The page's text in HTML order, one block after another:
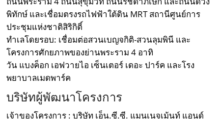
พิทักษ์ และเชื่อมตรงรถไฟฟ้าใต้ดิน MRT สถานีศูนย์การ
ประชุมแห่งชาติสิริกิติ์
ทำเลโดยรอบ: เชื่อมต่อสวนเบญจกิติ-สวนลุมพินี และ
โครงการศักยภาพของย่านพระราม 4 อาทิ
วัน แบงค็อก เอฟวายไอ เซ็นเตอร์ เดอะ ปาร์ค และโรง
พยาบาลเมดพาร์ค
บริษัทผู้พัฒนาโครงการ
เจ้าของโครงการ : บริษัท เอ็น.ซี.ซี. แมนเนจเม้นท์ แอนด์